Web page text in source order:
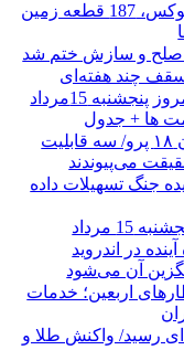
توقیف 86خودروی لوکس، 187 قطعه زمین
سقف چند هفته‌ای
قیمت طلا و سکه امروز پنجشنبه 15مرداد
تحول بزرگ در آیفون ۱۸ پرو/ سه قابلیت
می‌پیوندند
جنگ تسهیلات داده
مرداد
در اندروید
آن می‌شود
اربعین؛ خدمات
رسید/ واکنش طلا و